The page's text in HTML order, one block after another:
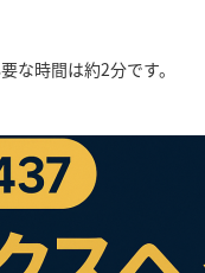
な時間は約2分です。